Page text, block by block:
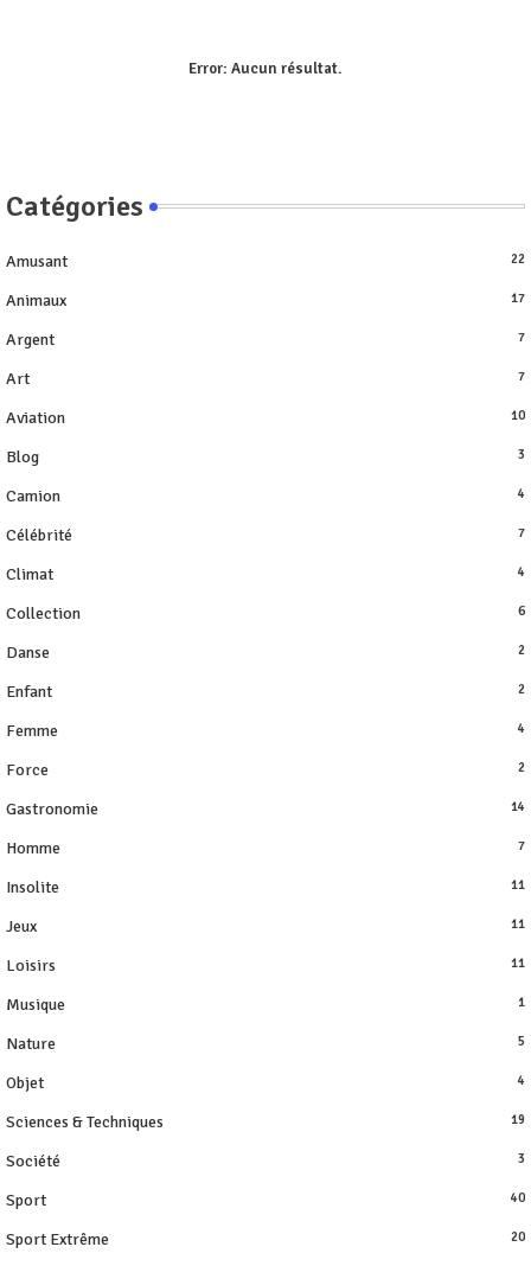
Error: Aucun résultat.
Catégories
Amusant 22
Animaux 17
Argent 7
Art 7
Aviation 10
Blog 3
Camion 4
Célébrité 7
Climat 4
Collection 6
Danse 2
Enfant 2
Femme 4
Force 2
Gastronomie 14
Homme 7
Insolite 11
Jeux 11
Loisirs 11
Musique 1
Nature 5
Objet 4
Sciences & Techniques 19
Société 3
Sport 40
Sport Extrême 20